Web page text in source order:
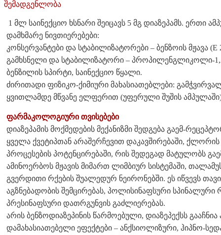
შემადგენლობა
1 მლ საინექციო ხსნარი შეიცავს 5 მგ დიაზეპამს. ერთი
დამხმარე ნივთიერებები:
კონსერვანტები და სტაბილიზატორები – ბენზოის მჟავა (E
გამხსნელი და სტაბილიზატორი – პროპილენგლიკოლი-
ბენზილის სპირტი, საინექციო წყალი.
ძირითადი ფიზიკო-ქიმიური მახასიათებლები:
ყვითლამდე მწვანე ელფერით (უფერული შუშის
ფარმაკოლოგიური თვისებები
დიაზეპამის მოქმედების მექანიზმი შედგება გაემ-
ყველა ქვეტიპთან არაშერჩევით დაკავშირებაში, ქლორის
პროცესების პოტენცირებაში, რის შედეგად მატულობს
ამინოერბოს მჟავის მიმართ ლიმბიურ სისტემაში,
გვერდითი რქების შუალედურ ნეირონებში. ეს იწვევს
აგზნებადობის შემცირებას, პოლისინაფსური
პრესინაფსური დათრგუნვის გაძლიერებას.
არის ბენზოდიაზეპინის წარმოებული, დიაზეპექსს
დამახასიათებელი ეფექტები – ანქსიოლიზური, ჰიპნო-